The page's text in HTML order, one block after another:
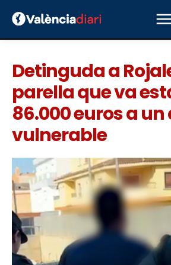
Detinguda a
parella que va
86.000 euros a
vulnerable